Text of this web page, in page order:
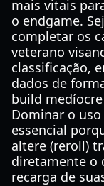
mais vitais
o endgame.
completar os
veterano
classificação,
dados de
build
Dominar o uso
essencial
altere (reroll)
diretamente o
recarga de